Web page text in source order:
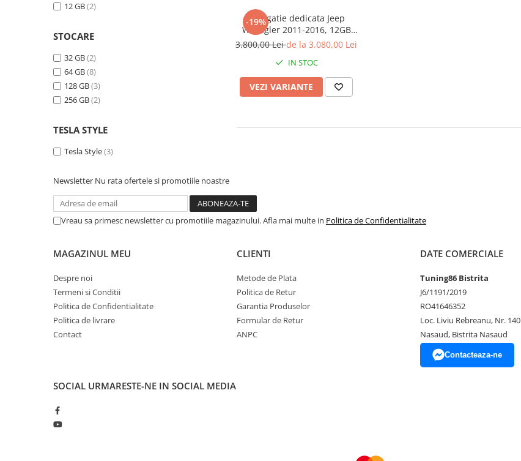
12 GB(2)
STOCARE
32 GB(2)
64 GB(8)
128 GB(3)
256 GB(2)
TESLA STYLE
Tesla Style(3)
-19%
Navigatie dedicata Jeep
Wrangler 2011-2016, 12GB
RAM 256GB ROM, Android 13,
10", DSP, Carplay, Android
Auto, Internet, Youtube, Waz
3.800,00 Leide la 3.080,00 Lei
IN STOC
VEZI VARIANTE
Newsletter Nu rata ofertele si promotiile noastre
Vreau sa primesc newsletter cu promotiile magazinului. Afla mai multe in Politica de Confidentialitate
MAGAZINUL MEU
Despre noi
Termeni si Conditii
Politica de Confidentialitate
Politica de livrare
Contact
CLIENTI
Metode de Plata
Politica de Retur
Garantia Produselor
Formular de Retur
ANPC
DATE COMERCIALE
Tuning86 Bistrita
J6/1191/2019
RO41646352
Loc. Liviu Rebreanu, Nr. 140
Nasaud, Bistrita Nasaud
Contacteaza-ne
SOCIAL URMARESTE-NE IN SOCIAL MEDIA